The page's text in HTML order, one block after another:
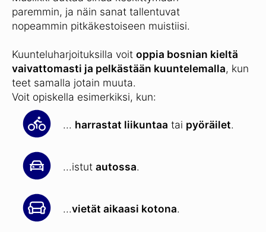
paremmin, ja näin sanat tallentuvat
nopeammin pitkäkestoiseen muistiisi.
Kuunteluharjoituksilla voit oppia bosnian kieltä
vaivattomasti ja pelkästään kuuntelemalla, kun
teet samalla jotain muuta.
Voit opiskella esimerkiksi, kun:
... harrastat liikuntaa tai pyöräilet.
...istut autossa.
...vietät aikaasi kotona.